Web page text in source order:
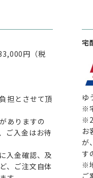
円（税
担とさせて頂
ありますの
ご入金はお待
入金確認、及
、ご注文自体
宅
ゆ
※
お
が
す
※
ご